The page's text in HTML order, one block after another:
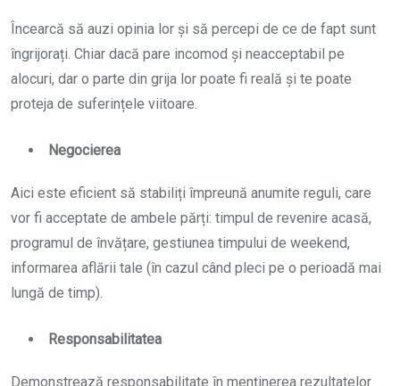
Încearcă să auzi opinia lor și să percepi de ce de fapt sunt
îngrijorați. Chiar dacă pare incomod și neacceptabil pe
alocuri, dar o parte din grija lor poate fi reală și te poate
proteja de suferințele viitoare.
Negocierea
Aici este eficient să stabiliți împreună anumite reguli, care
vor fi acceptate de ambele părți: timpul de revenire acasă,
programul de învățare, gestiunea timpului de weekend,
informarea aflării tale (în cazul când pleci pe o perioadă mai
lungă de timp).
Responsabilitatea
Demonstrează responsabilitate în menținerea rezultatelor